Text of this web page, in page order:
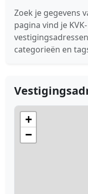
Zoek je gegevens
pagina vind je
categorieën en
+
−